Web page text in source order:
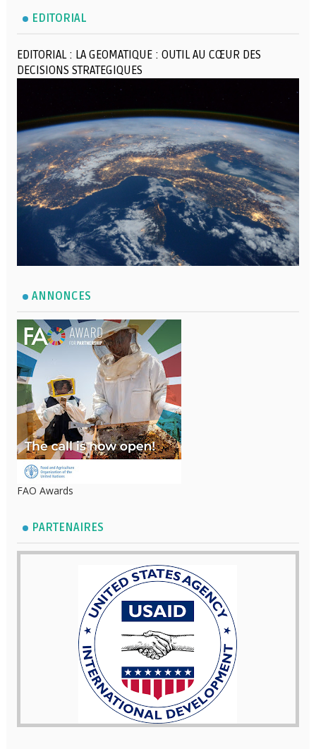
EDITORIAL
EDITORIAL : LA GEOMATIQUE : OUTIL AU CŒUR DES
DECISIONS STRATEGIQUES
ANNONCES
FAO Awards
PARTENAIRES